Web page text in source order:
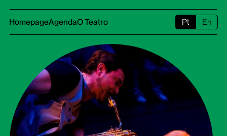
HomepageAgendaO Teatro Pt En